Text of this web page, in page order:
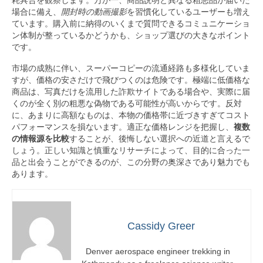
場合に備え、 開封時の動画撮影を習慣化しているユーザーも増え
ています。購入前に納得のいくまで質問できるコミュニケーショ
ン体制が整っているかどうかも、ショップ選びの大きなポイント
です。
市場の成熟に伴い、スーパーコピーの流通経路も多様化していま
すが、価格の安さだけで飛びつくのは危険です。極端に低価格な
商品は、写真だけを流用した詐欺サイトである場合や、実際に届
くのが全く別の粗悪な偽物である可能性が高いからです。反対
に、あまりに高額なものは、本物の価格帯に近づきすぎてコスト
パフォーマンスを損ないます。適正な価格レンジを把握し、 複数
の情報源を比較することが、後悔しない選択への近道と言えるで
しょう。正しい知識と慎重なリサーチによって、目的に合った一
品と出会うことができるのが、この分野の奥深さであり魅力でも
あります。
Cassidy Greer
Denver aerospace engineer trekking in